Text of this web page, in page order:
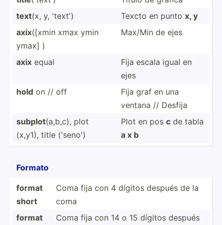
text(x, y, 'text') Texcto en punto x, y
axix([xmin xmax ymin
ymax] )
Max/Min de ejes
axix equal
Fija escala igual en
ejes
hold on // off
Fija graf en una
ventana // Desfija
subplot(a,b,c), plot
(x,y1), title ('seno')
Plot en pos c de tabla
a x b
Formato
format
short
Coma fija con 4 dígitos después de la
coma
format
Coma fija con 14 o 15 dígitos después